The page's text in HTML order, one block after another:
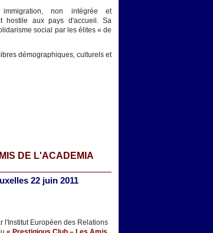
immigration, non intégrée et
hostile aux pays d'accueil. Sa
social par les élites « de
démographiques, culturels et
DE L'ACADEMIA
22 juin 2011
l'Institut Européen des Relations